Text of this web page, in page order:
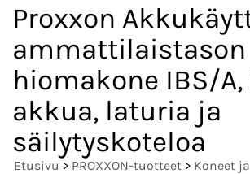
Proxxon
hiomakone IBS/
akkua, laturia ja
säilytyskoteloa
Etusivu > PROXXON-tuotteet > Koneet